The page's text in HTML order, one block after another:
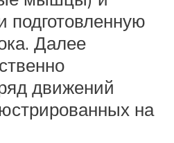
подготовленную
Далее
движений
на